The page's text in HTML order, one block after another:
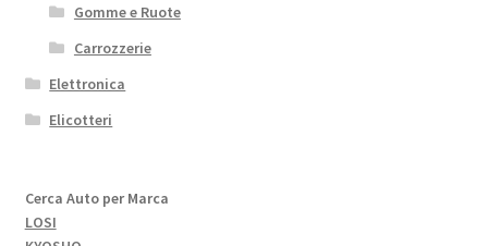
Gomme e Ruote
Carrozzerie
Elettronica
Elicotteri
Cerca Auto per Marca
LOSI